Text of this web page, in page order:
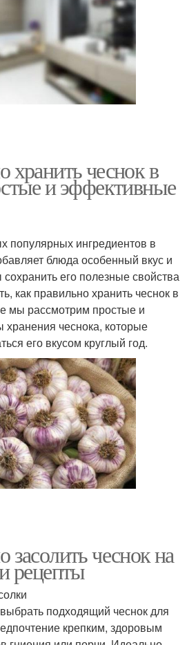
хранить чеснок в
и эффективные
популярных ингредиентов в
блюда особенный вкус и
его полезные свойства
как правильно хранить чеснок в
мы рассмотрим простые и
чеснока, которые
его вкусом круглый год.
засолить чеснок на
рецепты
подходящий чеснок для
крепким, здоровым